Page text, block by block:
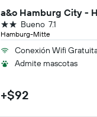
a&o Hamburg City -
Hamburg-Mitte
7.1
Bueno
2 estrellas
Conexión Wifi
Admite mascotas
+$92